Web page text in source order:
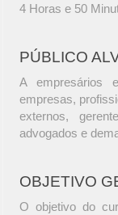
4 Horas e 50
PÚBLICO
A empresários
empresas,
externos,
advogados e
OBJETIVO
O objetivo do